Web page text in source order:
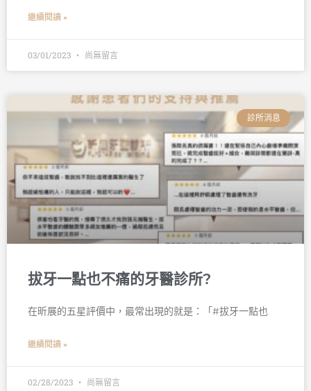
繼續閱讀 »
03/01/2023 尚無留言
診所消息
拔牙一點也不痛的牙醫診所?
在昕展的五星評價中，最常出現的就是：「#拔牙一點也
繼續閱讀 »
02/28/2023 尚無留言